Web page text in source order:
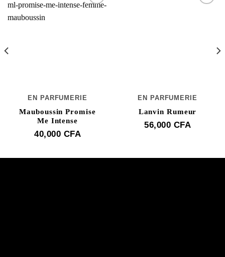
EN PARFUMERIE
Mauboussin Promise
Me Intense
40,000 CFA
EN PARFUMERIE
Lanvin Rumeur
56,000 CFA